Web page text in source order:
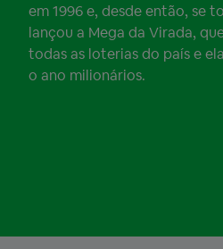
em 1996 e, desde então, se
lançou a Mega da Virada,
todas as loterias do país e
o ano milionários.